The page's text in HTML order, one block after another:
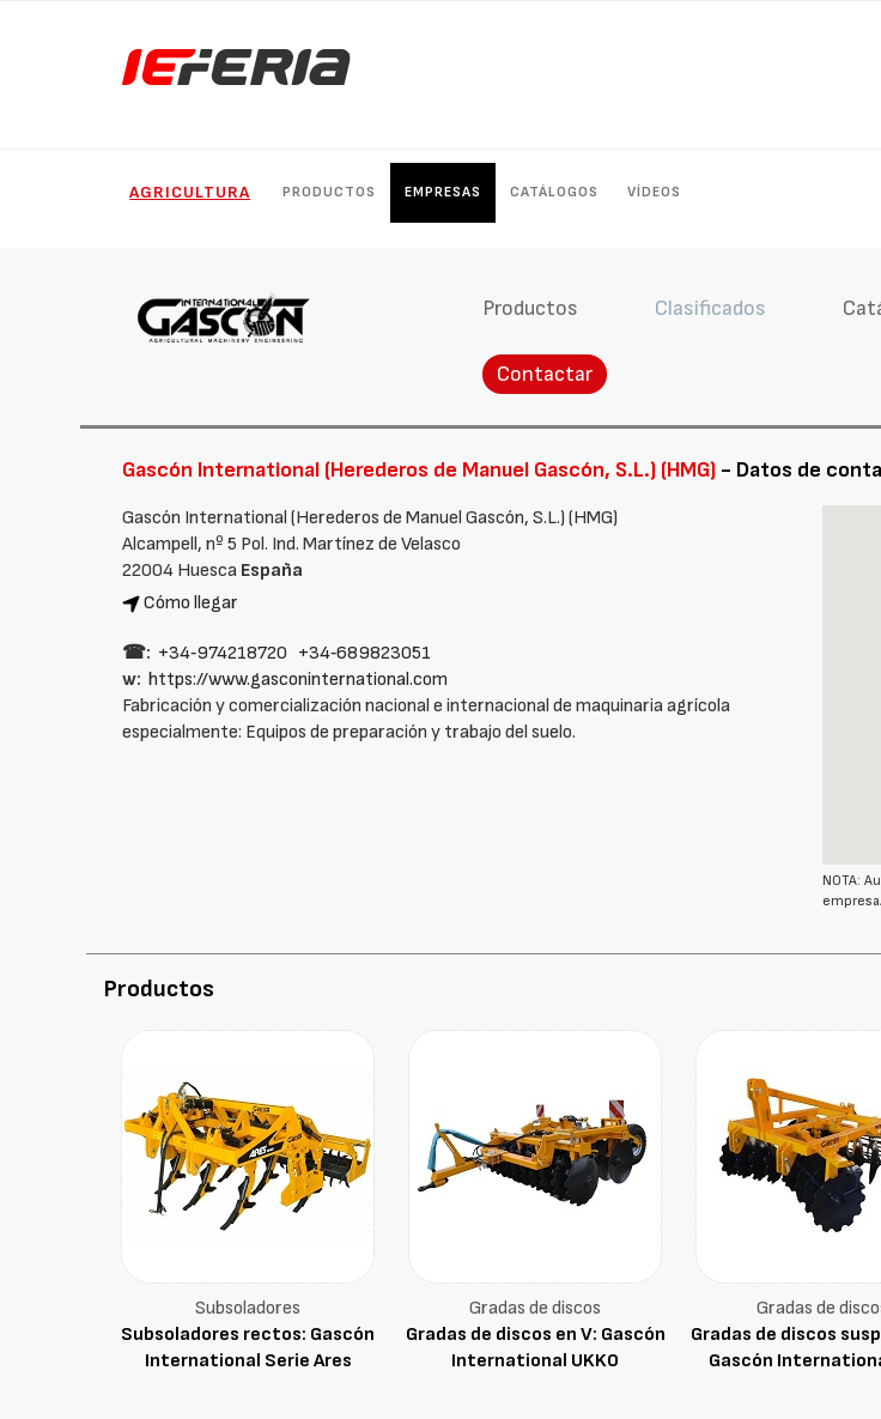
AGRICULTURA PRODUCTOS EMPRESAS CATÁLOGOS VÍDEOS
Productos Clasificados
Contactar
Gascón International (Herederos de Manuel Gascón, S.L.) (HMG) - Datos de
Gascón International (Herederos de Manuel Gascón, S.L.) (HMG)
Alcampell, nº 5 Pol. Ind. Martínez de Velasco
22004 Huesca España
Cómo llegar
☎: +34‑974218720 +34‑689823051
w:https://www.gasconinternational.com
Fabricación y comercialización nacional e internacional de maquinaria agrícola
especialmente: Equipos de preparación y trabajo del suelo.
NOTA:
Productos
Subsoladores
Subsoladores rectos: Gascón
International Serie Ares
Gradas de discos
Gradas de discos en V: Gascón
International UKKO
Gradas de
Gradas de discos
Gascón